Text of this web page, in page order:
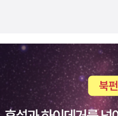
만 금세 읽을 수 있다. 저자의 박식
큼은 신뢰할 수 있다, 가장 좋아하
길사, 길, 푸른역사, 창비, 문지, 김
적으로 작성한지라쓰고 보니 쪼끔
에서 저자가 내놓은 ‘깊고 느린 몽
한 리듬에 휘둘리는 현대인에게
지속적인 자연의 리듬에 있음을,
록 번개처럼 번쩍이는 직관의 리듬
섬광처럼 인간을 후려치는 직관은